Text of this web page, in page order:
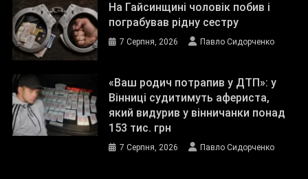
На Гайсинщині чоловік побив і
пограбував рідну сестру
7 Серпня, 2026 Павло Сидорченко
«Ваш родич потрапив у ДТП»: у
Вінниці судитимуть афериста,
який видурив у вінничанки понад
153 тис. грн
7 Серпня, 2026 Павло Сидорченко